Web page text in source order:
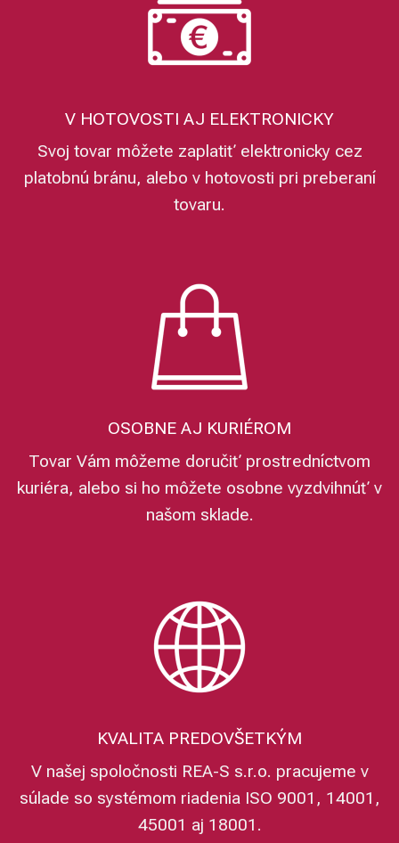
V HOTOVOSTI AJ ELEKTRONICKY
Svoj tovar môžete zaplatiť elektronicky cez
platobnú bránu, alebo v hotovosti pri preberaní
tovaru.
OSOBNE AJ KURIÉROM
Tovar Vám môžeme doručiť prostredníctvom
kuriéra, alebo si ho môžete osobne vyzdvihnúť v
našom sklade.
KVALITA PREDOVŠETKÝM
V našej spoločnosti REA-S s.r.o. pracujeme v
súlade so systémom riadenia ISO 9001, 14001,
45001 aj 18001.